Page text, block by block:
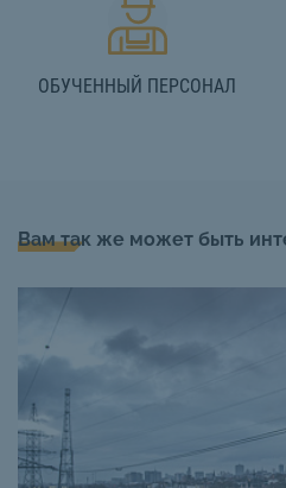
ОБУЧЕННЫЙ ПЕРСОНАЛ
Вам так же может быть